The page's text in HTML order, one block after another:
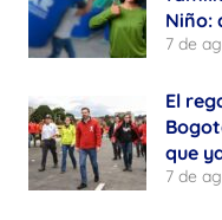
Niño:
7 de
El
que
7 de